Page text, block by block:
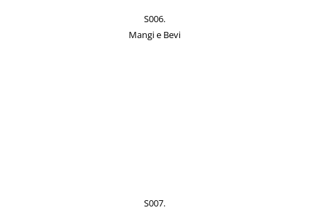
S006.
Mangi e Bevi
S007.